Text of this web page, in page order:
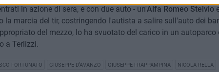
in azione di sera, e con due auto - un'Alfa Romeo Stelvio
la marcia del tir, costringendo l'autista a salire sull'auto dei
del mezzo, lo ha svuotato del carico in un autoparco
a Terlizzi.
FORTUNATO GIUSEPPE D’AVANZO GIUSEPPE FRAPPAMPINA
NICOLA RELLA